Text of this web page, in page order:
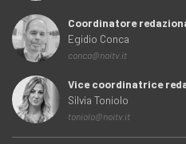
Coordinatore
Egidio Conca
conca@noitv.it
Vice coordinatrice
Silvia Toniolo
toniolo@noitv.it